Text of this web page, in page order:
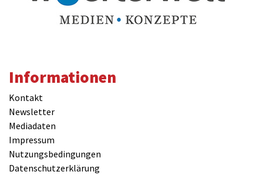
Informationen
Kontakt
Newsletter
Mediadaten
Impressum
Nutzungsbedingungen
Datenschutzerklärung